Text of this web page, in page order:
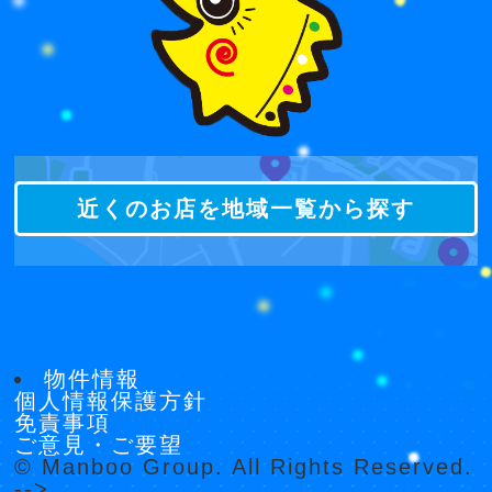
近くのお店を地域一覧から探す
物件情報
個人情報保護方針
免責事項
ご意見・ご要望
© Manboo Group. All Rights Reserved.